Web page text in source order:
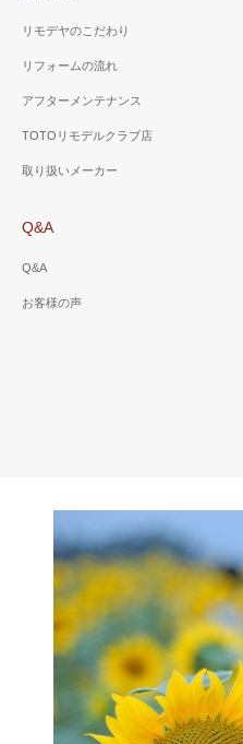
リモデヤのこだわり
リフォームの流れ
アフターメンテナンス
TOTOリモデルクラブ店
取り扱いメーカー
Q&A
Q&A
お客様の声